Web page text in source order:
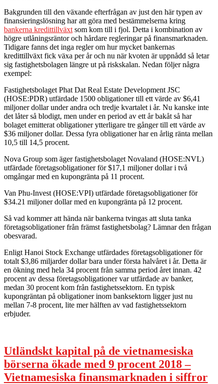
Bakgrunden till den växande efterfrågan av just den här typen av
finansieringslösning har att göra med bestämmelserna kring
bankerna kredittillväxt som kom till i fjol. Detta i kombination av
högre utlåningsräntor och hårdare regleringar på finansmarknaden.
Tidigare fanns det inga regler om hur mycket bankernas
kredittillväxt fick växa per år och nu när kvoten är uppnådd så letar
sig fastighetsbolagen längre ut på riskskalan. Nedan följer några
exempel:
Fastighetsbolaget Phat Dat Real Estate Development JSC
(HOSE:PDR) utfärdade 1500 obligationer till ett värde av $6,41
miljoner dollar under andra och tredje kvartalet i år. Nu kanske inte
det låter så blodigt, men under en period av ett år bakåt så har
bolaget emitterat obligationer ytterligare tre gånger till ett värde av
$36 miljoner dollar. Dessa fyra obligationer har en årlig ränta mellan
10,5 till 14,5 procent.
Nova Group som äger fastighetsbolaget Novaland (HOSE:NVL)
utfärdade företagsobligationer för $17,1 miljoner dollar i två
omgångar med en kupongränta på 11 procent.
Van Phu-Invest (HOSE:VPI) utfärdade företagsobligationer för
$34.21 miljoner dollar med en kupongränta på 12 procent.
Så vad kommer att hända när bankerna tvingas att sluta tanka
företagsobligationer från främst fastighetsbolag? Lämnar den frågan
obesvarad.
Enligt Hanoi Stock Exchange utfärdades företagsobligationer för
totalt $3,86 miljarder dollar bara under första halvåret i år. Detta är
en ökning med hela 34 procent från samma period året innan. 42
procent av dessa företagsobligationer var utfärdade av banker,
medan 30 procent kom från fastighetssektorn. En typisk
kupongräntan på obligationer inom banksektorn ligger just nu
mellan 7-8 procent, lite mer hälften av vad fastighetssektorn
erbjuder.
Utländskt kapital på de vietnamesiska
börserna ökade med 9 procent 2018 –
Vietnamesiska finansmarknaden i siffror